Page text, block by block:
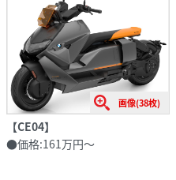
画像(38枚)
【CE04】
●価格:161万円〜